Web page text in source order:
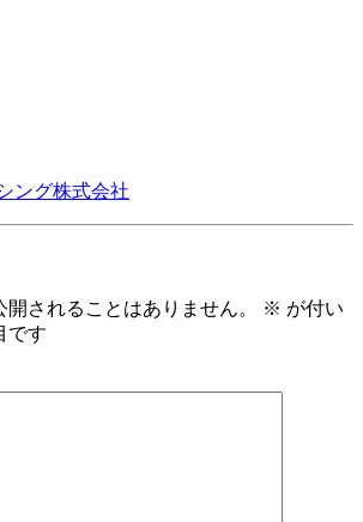
ング株式会社
開されることはありません。 ※ が付い
です